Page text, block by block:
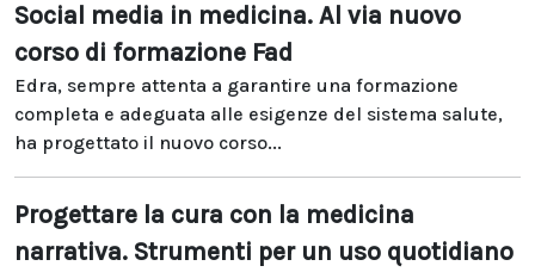
Social media in medicina. Al via nuovo
corso di formazione Fad
Edra, sempre attenta a garantire una formazione
completa e adeguata alle esigenze del sistema salute,
ha progettato il nuovo corso...
Progettare la cura con la medicina
narrativa. Strumenti per un uso quotidiano